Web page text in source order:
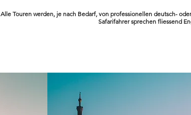
Alle Touren werden, je nach Bedarf, von professionellen deutsch-
Safarifahrer sprechen fliessend